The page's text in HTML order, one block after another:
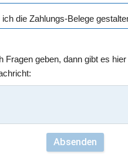
Fragen geben, dann gibt es
Absenden